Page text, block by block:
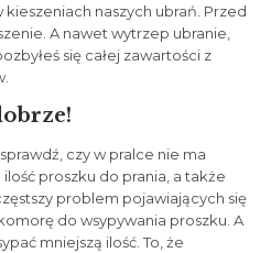
kieszeniach naszych ubrań. Przed
A nawet wytrzep ubranie,
się całej zawartości z
, sprawdź, czy w pralce nie ma
proszku do prania, a także
problem pojawiających się
do wsypywania proszku. A
mniejszą ilość. To, że